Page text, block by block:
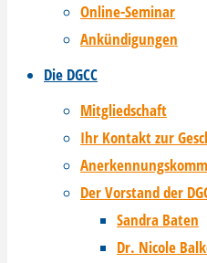
Online-Seminar
Ankündigungen
Die DGCC
Mitgliedschaft
Ihr Kontakt zur
Der Vorstand der
Sandra Baten
Dr. Nicole